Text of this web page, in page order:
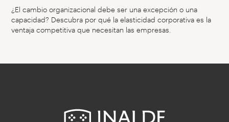
¿El cambio organizacional debe ser una excepción o una
capacidad? Descubra por qué la elasticidad corporativa es la
ventaja competitiva que necesitan las empresas.